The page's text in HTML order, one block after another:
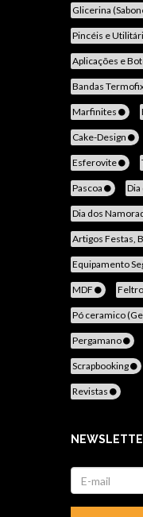
Glicerina
Pincéis e
Aplicações e
Bandas
Marfinites
Cake-Design
Esferovite
Pascoa Dia
Dia dos
Artigos Festas,
Equipamento
MDF
Pó ceramico
Pergamano
Scrapbooking
Revistas